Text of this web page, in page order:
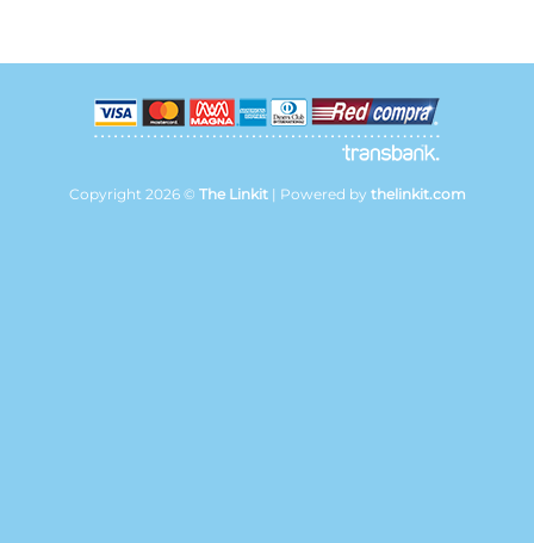
Copyright 2026 © The Linkit| Powered by thelinkit.com